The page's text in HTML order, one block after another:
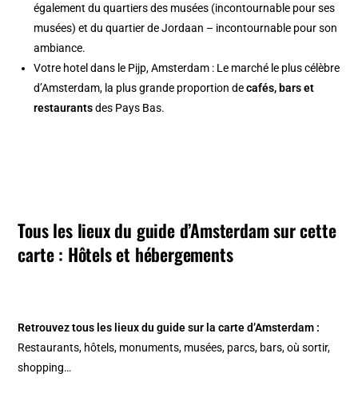
également du quartiers des musées (incontournable pour ses
musées) et du quartier de Jordaan – incontournable pour son
ambiance.
Votre hotel dans le Pijp, Amsterdam : Le marché le plus célèbre
d’Amsterdam, la plus grande proportion decafés, bars et
restaurantsdes Pays Bas.
Tous les lieux du guide d’Amsterdam sur cette
carte : Hôtels et hébergements
Retrouvez tous les lieux du guide sur lacarte d’Amsterdam :
Restaurants, hôtels, monuments, musées, parcs, bars, où sortir,
shopping…